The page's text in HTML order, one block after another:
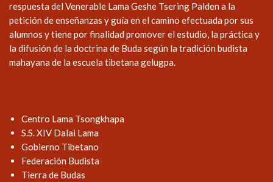
respuesta del Venerable Lama Geshe Tsering Palden a la
petición de enseñanzas y guía en el camino efectuada por sus
alumnos y tiene por finalidad promover el estudio, la práctica y
la difusión de la doctrina de Buda según la tradición budista
mahayana de la escuela tibetana gelugpa.
Centro Lama Tsongkhapa
S.S. XIV Dalai Lama
Gobierno Tibetano
Federación Budista
Tierra de Budas